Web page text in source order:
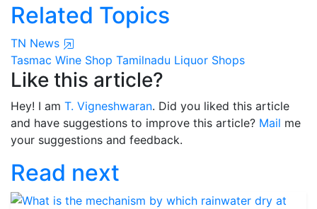
Related Topics
TN News
Tasmac Wine Shop Tamilnadu Liquor Shops
Like this article?
Hey! I am T. Vigneshwaran. Did you liked this article
and have suggestions to improve this article? Mail me
your suggestions and feedback.
Read next